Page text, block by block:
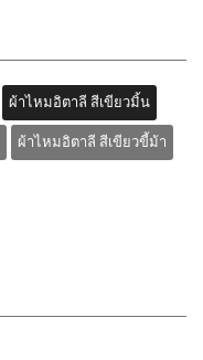
ผ้าไหมอิตาลี สีเขียวมิ้น
ผ้าไหมอิตาลี สีเขียวขี้ม้า